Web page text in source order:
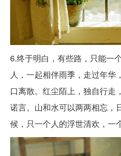
6.终于明白，有些路，只能一
人，一起相伴雨季，走过年华
口离散。红尘陌上，独自行走
诺言。山和水可以两两相忘，
候，只一个人的浮世清欢，一